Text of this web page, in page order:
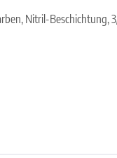
Nitril-Beschichtung,